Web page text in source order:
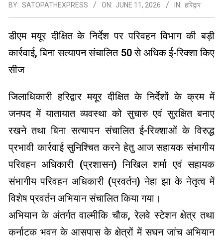
BY: SATOPATHEXPRESS ON: JUNE 11, 2026 IN: हरिद्वार
डीएम मयूर दीक्षित के निर्देश पर परिवहन विभाग की बड़ी
कार्रवाई, बिना सत्यापन संचालित 50 से अधिक ई-रिक्शा किए
सीज
जिलाधिकारी हरिद्वार मयूर दीक्षित के निर्देशों के क्रम में
जनपद में यातायात व्यवस्था को सुचारु एवं सुरक्षित बनाए
रखने तथा बिना सत्यापन संचालित ई-रिक्शाओं के विरुद्ध
प्रभावी कार्रवाई सुनिश्चित करने हेतु आज सहायक संभागीय
परिवहन अधिकारी (प्रशासन) निखिल शर्मा एवं सहायक
संभागीय परिवहन अधिकारी (प्रवर्तन) नेहा झा के नेतृत्व में
विशेष प्रवर्तन अभियान संचालित किया गया।
अभियान के अंतर्गत वाल्मीकि चौक, रेलवे स्टेशन क्षेत्र तथा
कर्नाटक भवन के आसपास के क्षेत्रों में सघन जांच अभियान